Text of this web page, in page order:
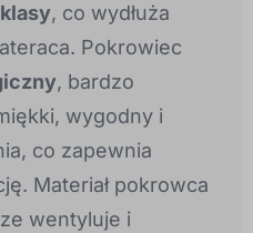
, co wydłuża
Pokrowiec
, bardzo
wygodny i
co zapewnia
Materiał pokrowca
wentyluje i